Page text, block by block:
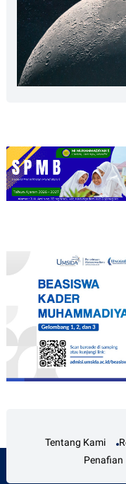
Tentang Kami
Penafian